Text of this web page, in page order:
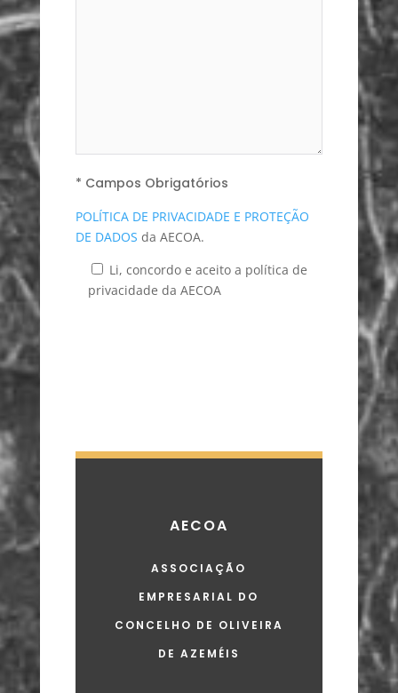
* Campos Obrigatórios
POLÍTICA DE PRIVACIDADE E PROTEÇÃO
DE DADOS da AECOA.
Li, concordo e aceito a política de
privacidade da AECOA
AECOA
ASSOCIAÇÃO
EMPRESARIAL DO
CONCELHO DE OLIVEIRA
DE AZEMÉIS